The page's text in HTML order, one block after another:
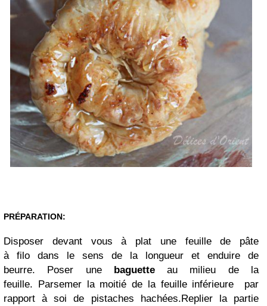
PRÉPARATION:
Disposer devant vous à plat une feuille de pâte
à filo dans le sens de la longueur et enduire de
beurre. Poser une baguetteau milieu de la
feuille. Parsemer la moitié de la feuille inférieure par
rapport à soi de pistaches hachées.Replier la partie